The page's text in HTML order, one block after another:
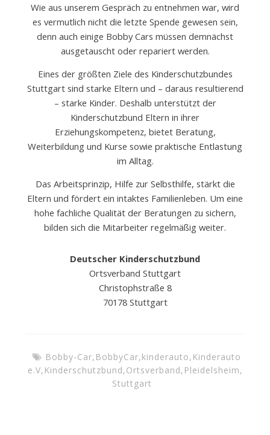
Wie aus unserem Gespräch zu entnehmen war, wird
es vermutlich nicht die letzte Spende gewesen sein,
denn auch einige Bobby Cars müssen demnächst
ausgetauscht oder repariert werden.
Eines der größten Ziele des Kinderschutzbundes
Stuttgart sind starke Eltern und – daraus resultierend
– starke Kinder. Deshalb unterstützt der
Kinderschutzbund Eltern in ihrer
Erziehungskompetenz, bietet Beratung,
Weiterbildung und Kurse sowie praktische Entlastung
im Alltag.
Das Arbeitsprinzip, Hilfe zur Selbsthilfe, stärkt die
Eltern und fördert ein intaktes Familienleben. Um eine
hohe fachliche Qualität der Beratungen zu sichern,
bilden sich die Mitarbeiter regelmäßig weiter.
Deutscher Kinderschutzbund
Ortsverband Stuttgart
Christophstraße 8
70178 Stuttgart
Bobby-Car, BobbyCar,kinderauto, Kinderauto
e.V, Kinderschutzbund,Ortsverband, Pleidelsheim,
Stuttgart